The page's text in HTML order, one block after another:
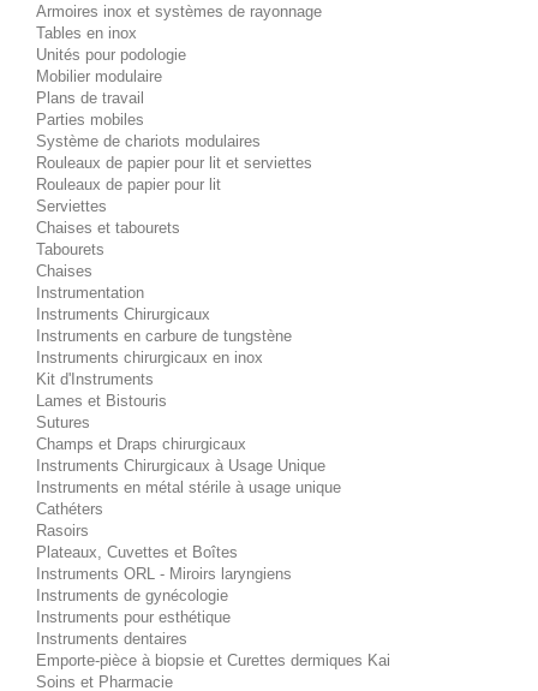
Armoires inox et systèmes de rayonnage
Tables en inox
Unités pour podologie
Mobilier modulaire
Plans de travail
Parties mobiles
Système de chariots modulaires
Rouleaux de papier pour lit et serviettes
Rouleaux de papier pour lit
Serviettes
Chaises et tabourets
Tabourets
Chaises
Instrumentation
Instruments Chirurgicaux
Instruments en carbure de tungstène
Instruments chirurgicaux en inox
Kit d'Instruments
Lames et Bistouris
Sutures
Champs et Draps chirurgicaux
Instruments Chirurgicaux à Usage Unique
Instruments en métal stérile à usage unique
Cathéters
Rasoirs
Plateaux, Cuvettes et Boîtes
Instruments ORL - Miroirs laryngiens
Instruments de gynécologie
Instruments pour esthétique
Instruments dentaires
Emporte-pièce à biopsie et Curettes dermiques Kai
Soins et Pharmacie